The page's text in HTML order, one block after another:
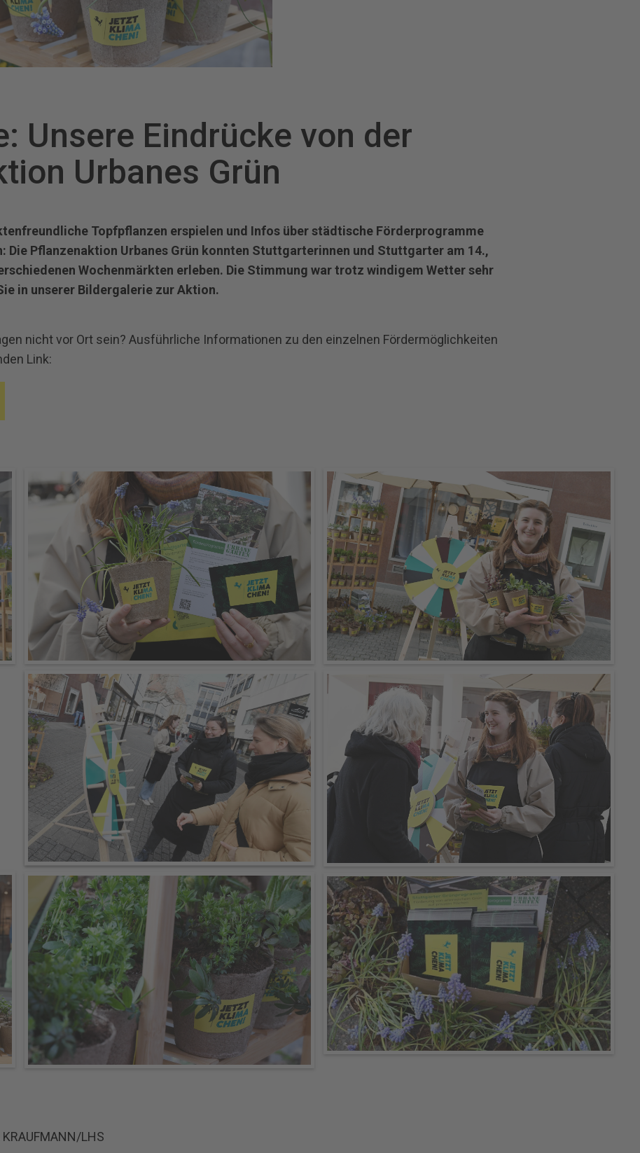
Unsere Eindrücke von der
Urbanes Grün
Topfpflanzen erspielen und Infos über städtische Förderprogramme
Die Pflanzenaktion Urbanes Grün konnten Stuttgarterinnen und Stuttgarter am 14.,
Wochenmärkten erleben. Die Stimmung war trotz windigem Wetter sehr
in unserer Bildergalerie zur Aktion.
nicht vor Ort sein? Ausführliche Informationen zu den einzelnen Fördermöglichkeiten
Link:
LHS